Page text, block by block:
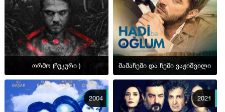
ორმო (ჩუკური ) მამაჩემი და ჩემი ვაჟიშვილი
2004 2021